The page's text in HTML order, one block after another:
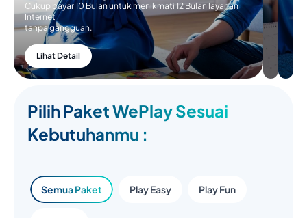
Cukup bayar 10 Bulan untuk menikmati 12 Bulan layanan
Internet
tanpa gangguan.
Lihat Detail
Pilih Paket WePlay Sesuai
Kebutuhanmu :
Semua Paket Play Easy Play Fun